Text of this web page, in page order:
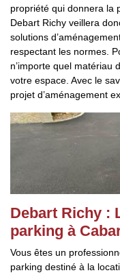
propriété qui donnera la
Debart Richy veillera
solutions
respectant les normes.
n’importe quel matériau
votre espace. Avec le
projet d’aménagement
Debart Richy :
parking à
Vous êtes un
parking destiné à la